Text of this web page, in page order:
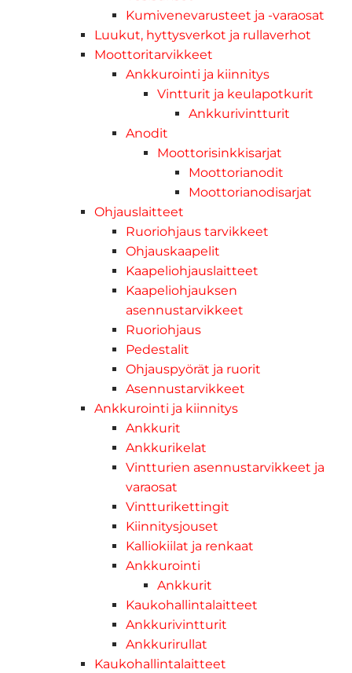
Kumivenevarusteet ja -varaosat
Luukut, hyttysverkot ja rullaverhot
Moottoritarvikkeet
Ankkurointi ja kiinnitys
Vintturit ja keulapotkurit
Ankkurivintturit
Anodit
Moottorisinkkisarjat
Moottorianodit
Moottorianodisarjat
Ohjauslaitteet
Ruoriohjaus tarvikkeet
Ohjauskaapelit
Kaapeliohjauslaitteet
Kaapeliohjauksen
asennustarvikkeet
Ruoriohjaus
Pedestalit
Ohjauspyörät ja ruorit
Asennustarvikkeet
Ankkurointi ja kiinnitys
Ankkurit
Ankkurikelat
Vintturien asennustarvikkeet ja
varaosat
Vintturikettingit
Kiinnitysjouset
Kalliokiilat ja renkaat
Ankkurointi
Ankkurit
Kaukohallintalaitteet
Ankkurivintturit
Ankkurirullat
Kaukohallintalaitteet